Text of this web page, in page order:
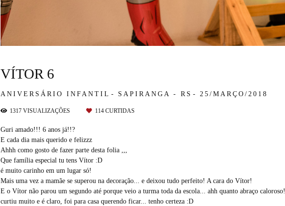
ANIVERSÁRIO INFANTIL SAPIRANGA - RS 25/MARÇO/2018
VÍTOR 6
1317 VISUALIZAÇÕES 114 CURTIDAS
Guri amado!!! 6 anos já!!?
E cada dia mais querido e felizzz
Ahhh como gosto de fazer parte desta folia ,,,
Que família especial tu tens Vítor :D
é muito carinho em um lugar só!
Mais uma vez a mamãe se superou na decoração... e deixou tudo perfeito! A cara do Vítor!
E o Vítor não parou um segundo até porque veio a turma toda da escola... ahh quanto abraço caloroso!
curtiu muito e é claro, foi para casa querendo ficar... tenho certeza :D